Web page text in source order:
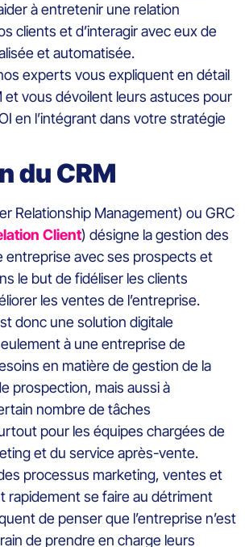
àentretenir une relation
s clients et d’interagiravec euxde
etautomatisée.
experts vous expliquenten détail
et vous dévoilent leurs astuces pour
en l’intégrant dans votre stratégie
du CRM
Relationship Management) ou GRC
Client) désigne la gestion des
entreprise avec ses prospects et
le but de fidéliser les clients
les ventes de l’entreprise.
donc une solution digitale
à une entreprise de
en matière de gestion de la
prospection, mais aussià
nombre de tâches
pour les équipes chargées de
etdu service après-vente.
processus marketing, ventes et
rapidement se faire au détriment
de penser que l’entreprise n’est
de prendre en charge leurs